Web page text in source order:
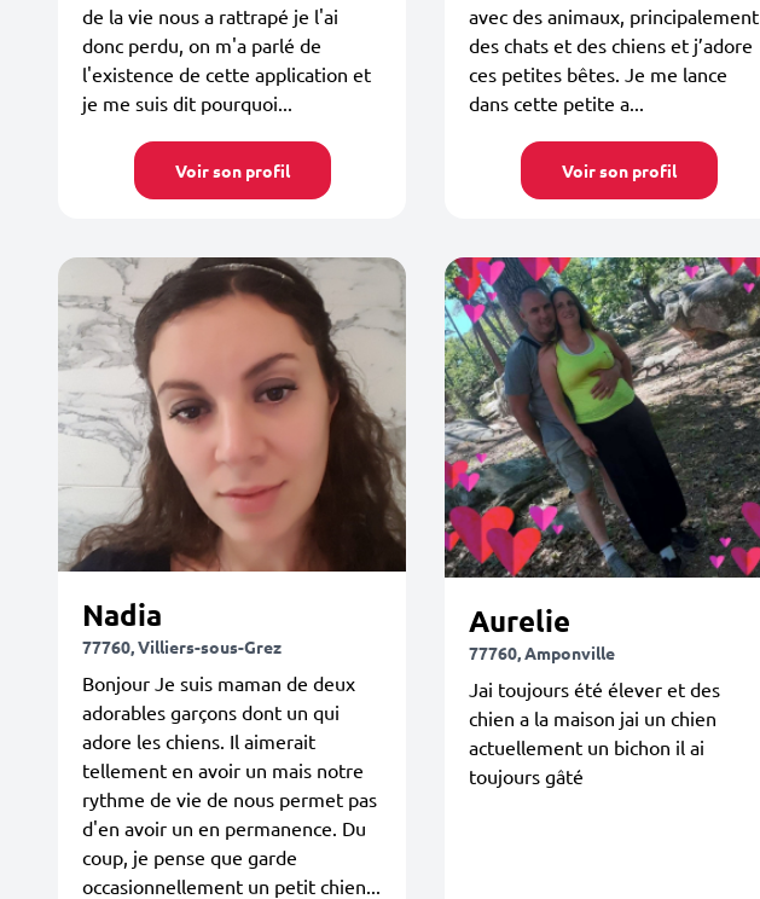
de la vie nous a rattrapé je l'ai
donc perdu, on m'a parlé de
l'existence de cette application et
je me suis dit pourquoi...
Voir son profil
avec des animaux, principalement
des chats et des chiens et j’adore
ces petites bêtes. Je me lance
dans cette petite a...
Voir son profil
Nadia
77760, Villiers-sous-Grez
Bonjour Je suis maman de deux
adorables garçons dont un qui
adore les chiens. Il aimerait
tellement en avoir un mais notre
rythme de vie de nous permet pas
d'en avoir un en permanence. Du
coup, je pense que garde
occasionnellement un petit chien...
Aurelie
77760, Amponville
Jai toujours été élever et des
chien a la maison jai un chien
actuellement un bichon il ai
toujours gâté